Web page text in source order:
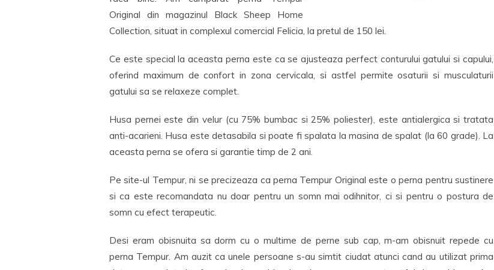
Original din magazinul Black Sheep Home
Collection, situat in complexul comercial Felicia, la pretul de 150 lei.
Ce este special la aceasta perna este ca se ajusteaza perfect conturului gatului si capului,
oferind maximum de confort in zona cervicala, si astfel permite osaturii si musculaturii
gatului sa se relaxeze complet.
Husa pernei este din velur (cu 75% bumbac si 25% poliester), este antialergica si tratata
anti-acarieni. Husa este detasabila si poate fi spalata la masina de spalat (la 60 grade). La
aceasta perna se ofera si garantie timp de 2 ani.
Pe site-ul Tempur, ni se precizeaza ca perna Tempur Original este o perna pentru sustinere
si ca este recomandata nu doar pentru un somn mai odihnitor, ci si pentru o postura de
somn cu efect terapeutic.
Desi eram obisnuita sa dorm cu o multime de perne sub cap, m-am obisnuit repede cu
perna Tempur. Am auzit ca unele persoane s-au simtit ciudat atunci cand au utilizat prima